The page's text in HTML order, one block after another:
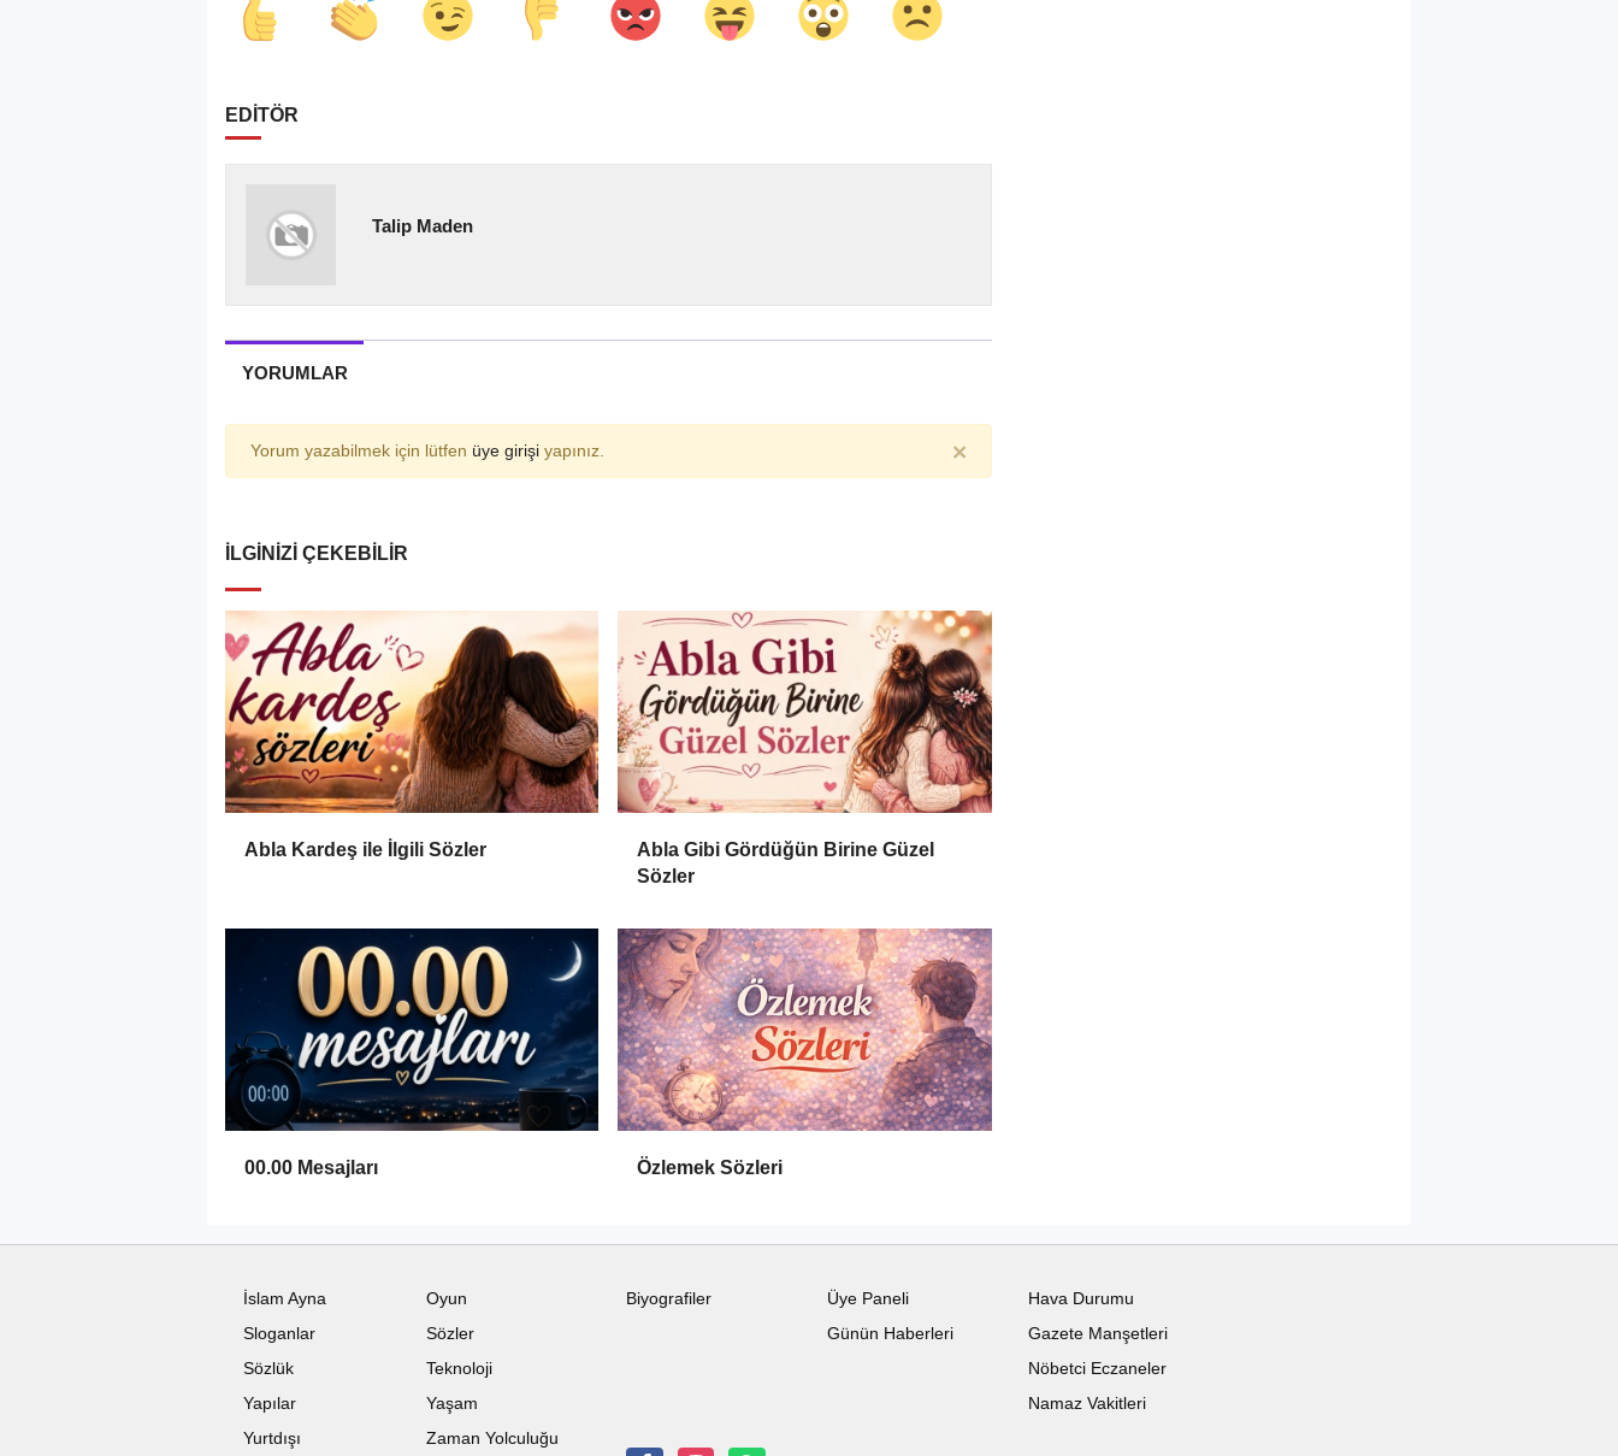
EDİTÖR
Talip Maden
YORUMLAR
Yorum yazabilmek için lütfen üye girişi yapınız. ×
İLGINIZI ÇEKEBILIR
Abla Kardeş ile İlgili Sözler
Abla Gibi Gördüğün Birine Güzel
Sözler
00.00 Mesajları Özlemek Sözleri
İslam Ayna
Oyun
Sloganlar
Sözler
Sözlük
Teknoloji
Yapılar
Yaşam
Yurtdışı
Zaman Yolculuğu
Biyografiler
Üye Paneli
Günün Haberleri
Hava Durumu
Gazete Manşetleri
Nöbetci Eczaneler
Namaz Vakitleri